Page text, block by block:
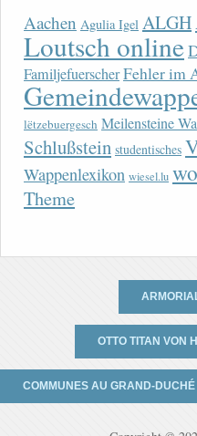
Aachen Agulia Igel ALGH
Loutsch online
FamiljefuerscherFehler im
lëtzebuergesch Meilensteine
Schlußstein studentisches
Wappenlexikon wiesel.lu
Theme
OTTO TITAN VON
COMMUNES AU GRAND-DUCHÉ